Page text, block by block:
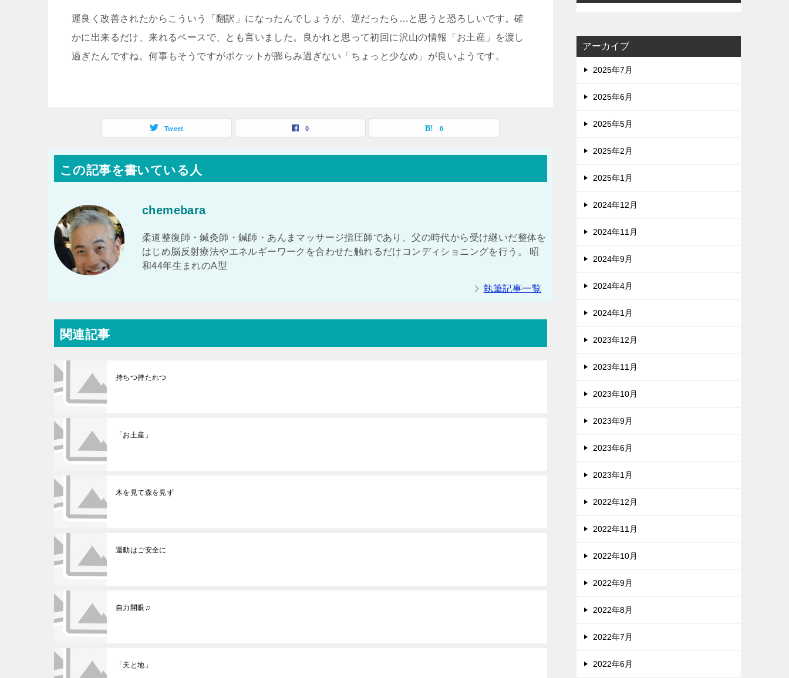
運良く改善されたからこういう「翻訳」になったんでしょうが、逆だったら…と思うと恐ろしいです。確
かに出来るだけ、来れるペースで、とも言いました。良かれと思って初回に沢山の情報「お土産」を渡し
過ぎたんですね。何事もそうですがポケットが膨らみ過ぎない「ちょっと少なめ」が良いようです。
Tweet 0 0
この記事を書いている人
chemebara
柔道整復師・鍼灸師・鍼師・あんまマッサージ指圧師であり、父の時代から受け継いだ整体を
はじめ脳反射療法やエネルギーワークを合わせた触れるだけコンディショニングを行う。 昭
和44年生まれのA型
執筆記事一覧
関連記事
持ちつ持たれつ
「お土産」
木を見て森を見ず
運動はご安全に
自力開眼♫
「天と地」
アーカイブ
2025年7月
2025年6月
2025年5月
2025年2月
2025年1月
2024年12月
2024年11月
2024年9月
2024年4月
2024年1月
2023年12月
2023年11月
2023年10月
2023年9月
2023年6月
2023年1月
2022年12月
2022年11月
2022年10月
2022年9月
2022年8月
2022年7月
2022年6月